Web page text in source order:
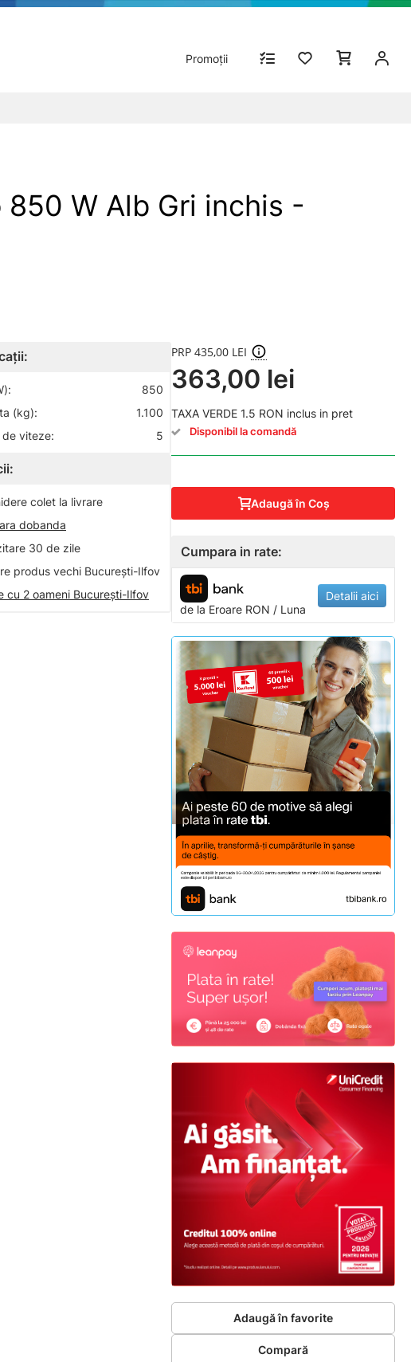
Promoții
W Alb Gri inchis -
850
(kg):
1.100
de viteze:
5
colet la livrare
dobanda
30 de zile
produs vechi București-Ilfov
cu 2 oameni București-Ilfov
PRP 435,00 LEI
363,00 lei
TAXA VERDE 1.5 RON inclus in pret
Disponibil la comandă
Adaugă în Coş
Cumpara in rate:
de la Eroare RON / Luna
Detalii aici
Adaugă în favorite
Compară